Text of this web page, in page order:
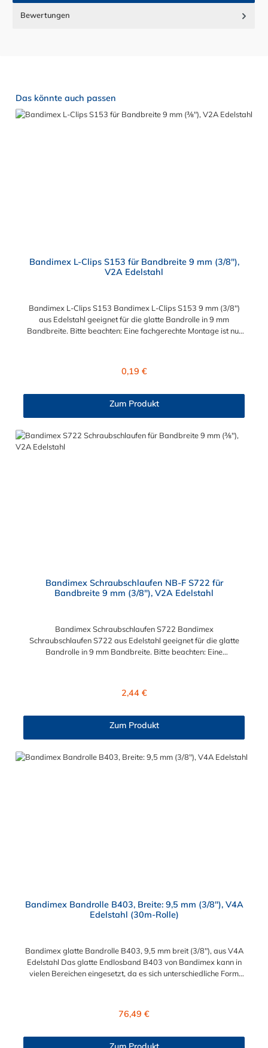
Bewertungen
Produktgalerie überspringen
Das könnte auch passen
Bandimex L-Clips S153 für Bandbreite 9 mm (3/8"),
V2A Edelstahl
Bandimex L-Clips S153 Bandimex L-Clips S153 9 mm (3/8")
aus Edelstahl geeignet für die glatte Bandrolle in 9 mm
Bandbreite. Bitte beachten: Eine fachgerechte Montage ist nur
Regulärer Preis:
0,19 €
Zum Produkt
Bandimex Schraubschlaufen NB-F S722 für
Bandbreite 9 mm (3/8"), V2A Edelstahl
Bandimex Schraubschlaufen S722 Bandimex
Schraubschlaufen S722 aus Edelstahl geeignet für die glatte
Bandrolle in 9 mm Bandbreite. Bitte beachten: Eine
Regulärer Preis:
2,44 €
Zum Produkt
Bandimex Bandrolle B403, Breite: 9,5 mm (3/8"), V4A
Edelstahl (30m-Rolle)
Bandimex glatte Bandrolle B403, 9,5 mm breit (3/8"), aus V4A
Edelstahl Das glatte Endlosband B403 von Bandimex kann in
vielen Bereichen eingesetzt, da es sich unterschiedliche Form
Bandbreite von 9,5 mm (3/8") und wird als eine 30m-Rolle
dem Spann- und Abschneidewerkzeug und den passenden
Regulärer Preis:
76,49 €